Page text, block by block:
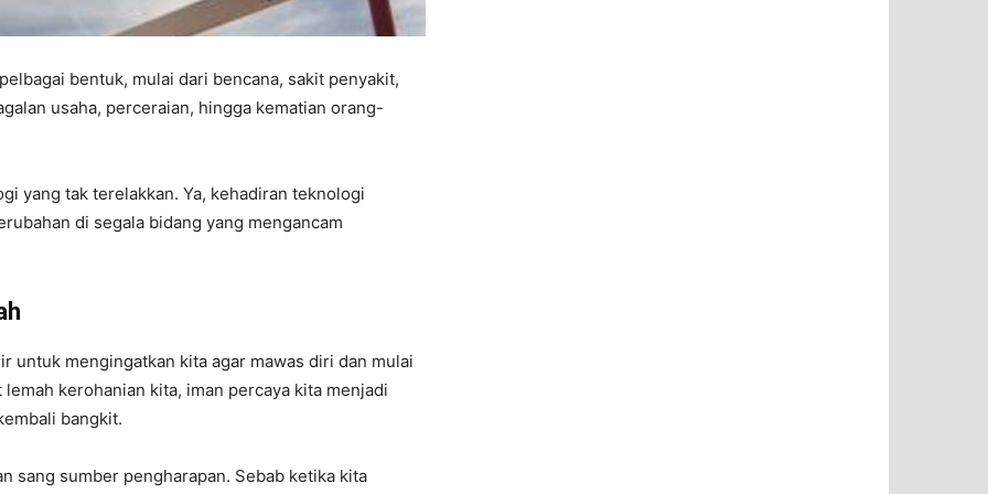
bentuk, mulai dari bencana, sakit penyakit,
usaha, perceraian, hingga kematian orang-
yang tak terelakkan. Ya, kehadiran teknologi
di segala bidang yang mengancam
untuk mengingatkan kita agar mawas diri dan mulai
kerohanian kita, iman percaya kita menjadi
bangkit.
sang sumber pengharapan. Sebab ketika kita